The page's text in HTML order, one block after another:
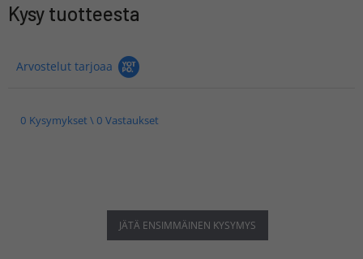
Kysy tuotteesta
Arvostelut tarjoaa
0 Kysymykset \ 0 Vastaukset
JÄTÄ ENSIMMÄINEN KYSYMYS